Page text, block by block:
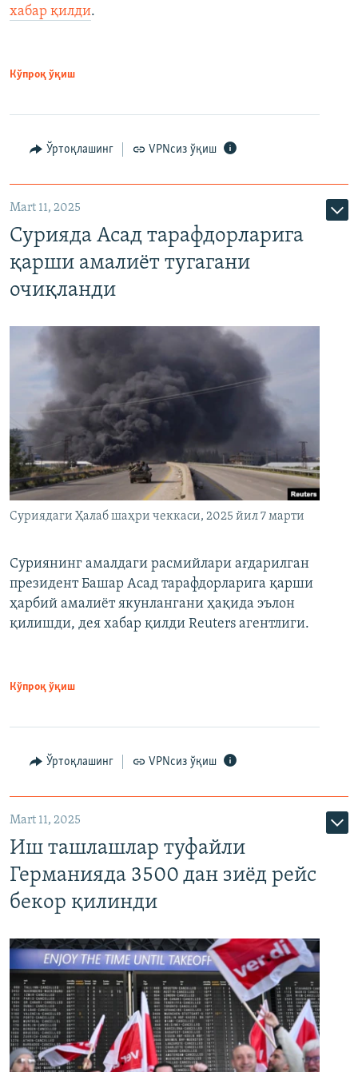
хабар қилди.
Кўпроқ ўқиш
Ўртоқлашинг VPNсиз ўқиш
Mart 11, 2025
Сурияда Асад тарафдорларига
қарши амалиёт тугагани
очиқланди
Суриядаги Ҳалаб шаҳри чеккаси, 2025 йил 7 марти
Суриянинг амалдаги расмийлари ағдарилган
президент Башар Асад тарафдорларига қарши
ҳарбий амалиёт якунлангани ҳақида эълон
қилишди, дея хабар қилди Reuters агентлиги.
Кўпроқ ўқиш
Ўртоқлашинг VPNсиз ўқиш
Mart 11, 2025
Иш ташлашлар туфайли
Германияда 3500 дан зиёд рейс
бекор қилинди